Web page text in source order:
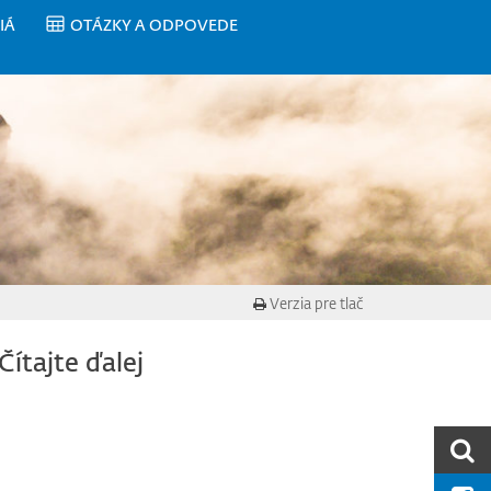
OTÁZKY A ODPOVEDE
Verzia pre tlač
ďalej